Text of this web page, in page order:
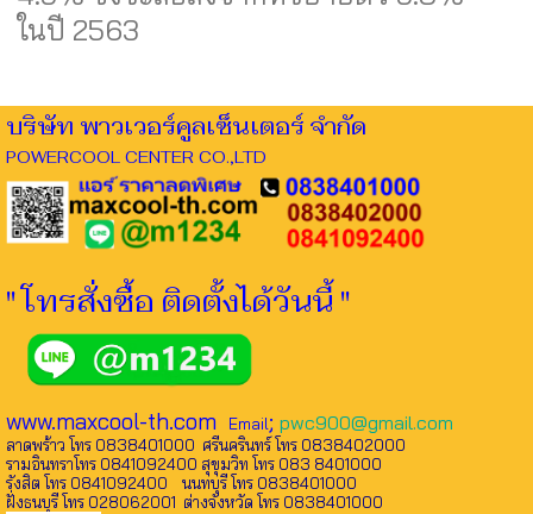
ในปี 2563
บริษัท พาวเวอร์คูลเซ็นเตอร์ จำกัด
POWERCOOL CENTER CO.,LTD
" โทรสั่งซื้อ ติดตั้งได้วันนี้ "
www.maxcool-th.com Email; pwc900@gmail.com
ลาดพร้าว โทร 0838401000 ศรีนครินทร์ โทร 0838402000
รามอินทราโทร 0841092400 สุขุมวิท โทร 083 8401000
รังสิต โทร 0841092400 นนทบุรี โทร 0838401000
ฝั่งธนบุรี โทร 028062001 ต่างจังหวัด โทร 0838401000